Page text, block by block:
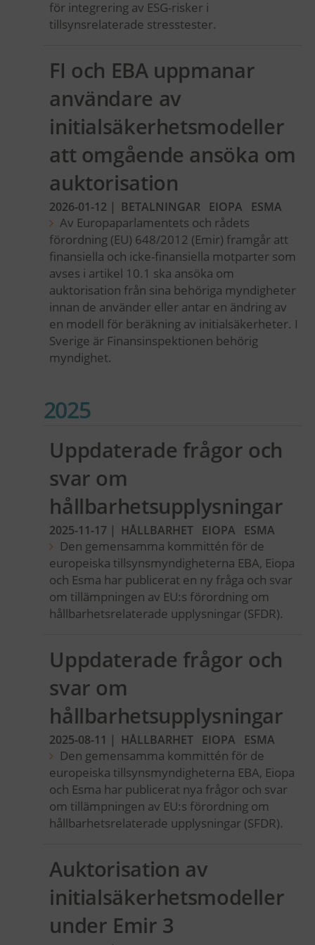
för integrering av ESG-risker i
tillsynsrelaterade stresstester.
FI och EBA uppmanar
användare av
initialsäkerhetsmodeller
att omgående ansöka om
auktorisation
2026-01-12 | BETALNINGAR EIOPA ESMA
Av Europaparlamentets och rådets
förordning (EU) 648/2012 (Emir) framgår att
finansiella och icke-finansiella motparter som
avses i artikel 10.1 ska ansöka om
auktorisation från sina behöriga myndigheter
innan de använder eller antar en ändring av
en modell för beräkning av initialsäkerheter. I
Sverige är Finansinspektionen behörig
myndighet.
2025
Uppdaterade frågor och
svar om
hållbarhetsupplysningar
2025-11-17 | HÅLLBARHET EIOPA ESMA
Den gemensamma kommittén för de
europeiska tillsynsmyndigheterna EBA, Eiopa
och Esma har publicerat en ny fråga och svar
om tillämpningen av EU:s förordning om
hållbarhetsrelaterade upplysningar (SFDR).
Uppdaterade frågor och
svar om
hållbarhetsupplysningar
2025-08-11 | HÅLLBARHET EIOPA ESMA
Den gemensamma kommittén för de
europeiska tillsynsmyndigheterna EBA, Eiopa
och Esma har publicerat nya frågor och svar
om tillämpningen av EU:s förordning om
hållbarhetsrelaterade upplysningar (SFDR).
Auktorisation av
initialsäkerhetsmodeller
under Emir 3